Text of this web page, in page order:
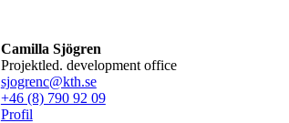
Camilla Sjögren
projektled. development office
sjogrenc@kth.se
+46 (8) 790 92 09
Profil